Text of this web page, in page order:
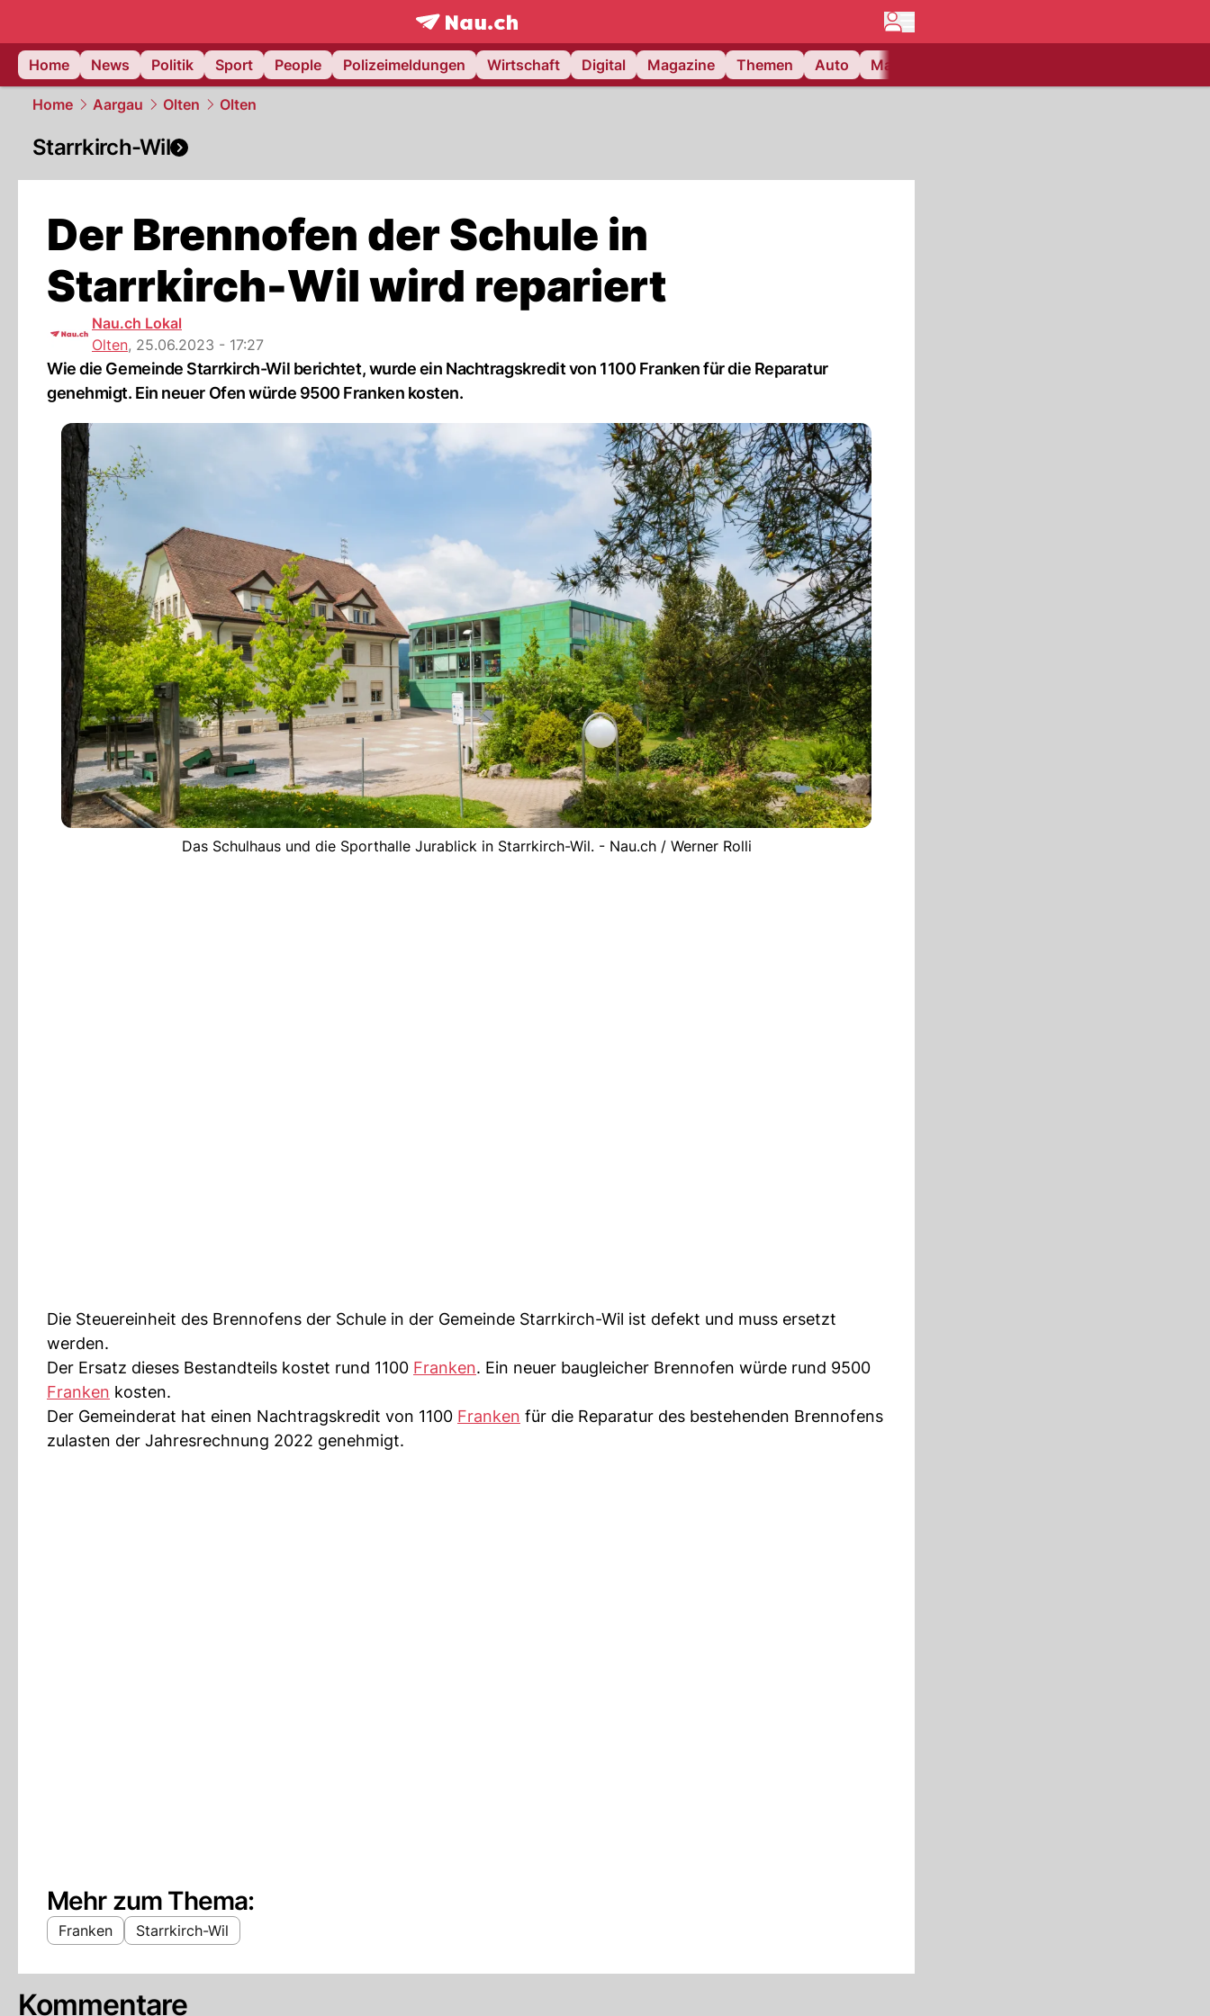
frontpage.NAU.ch
Home
News Politik Sport People Polizeimeldungen Wirtschaft Digital Magazine Themen Auto Matchcenter
Home Aargau Olten Olten
Starrkirch-Wil
Der Brennofen der Schule in
Starrkirch-Wil wird repariert
Nau.ch Lokal
Olten, 25.06.2023 - 17:27
Wie die Gemeinde Starrkirch-Wil berichtet, wurde ein Nachtragskredit von 1100 Franken für die Reparatur
genehmigt. Ein neuer Ofen würde 9500 Franken kosten.
Das Schulhaus und die Sporthalle Jurablick in Starrkirch-Wil. - Nau.ch / Werner Rolli
Die Steuereinheit des Brennofens der Schule in der Gemeinde Starrkirch-Wil ist defekt und muss ersetzt
werden.
Der Ersatz dieses Bestandteils kostet rund 1100 Franken. Ein neuer baugleicher Brennofen würde rund 9500
Franken kosten.
Der Gemeinderat hat einen Nachtragskredit von 1100 Franken für die Reparatur des bestehenden Brennofens
zulasten der Jahresrechnung 2022 genehmigt.
Mehr zum Thema:
Franken Starrkirch-Wil
Kommentare